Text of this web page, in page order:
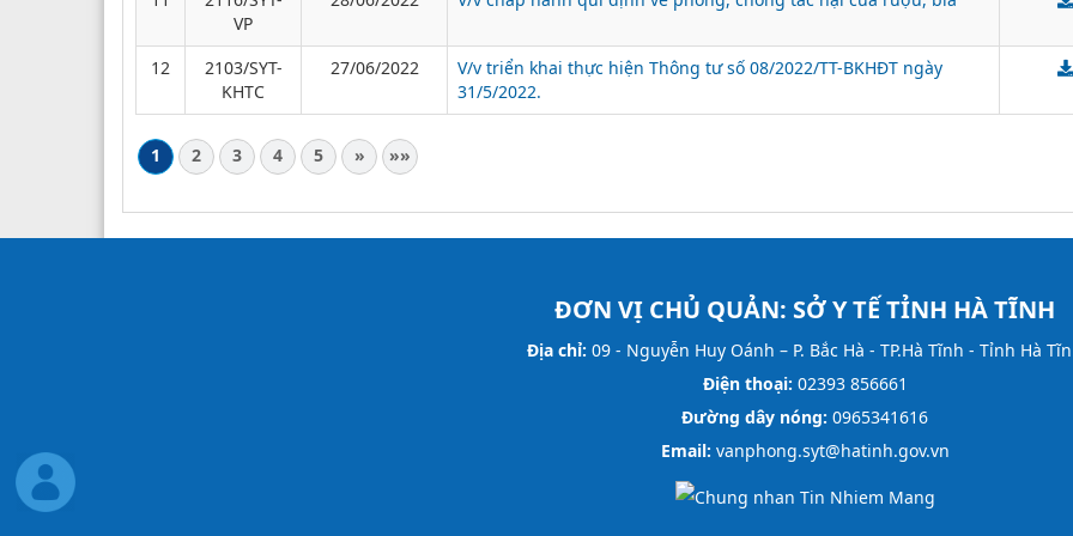
VP
12
2103/SYT-
KHTC
27/06/2022
V/v triển khai thực hiện Thông tư số 08/2022/TT-BKHĐT ngày
31/5/2022.
1 2 3 4 5 » »»
ĐƠN VỊ CHỦ QUẢN: SỞ Y TẾ TỈNH HÀ TĨNH
Địa chỉ: 09 - Nguyễn Huy Oánh – P. Bắc Hà - TP.Hà Tĩnh - Tỉnh Hà
Điện thoại: 02393 856661
Đường dây nóng: 0965341616
Email: vanphong.syt@hatinh.gov.vn